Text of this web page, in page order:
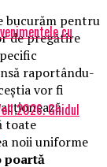
bucurăm pentru
de pregătire
raportându-
vor fi
toate
noii uniforme
poartă
cu
2026. Ghidul